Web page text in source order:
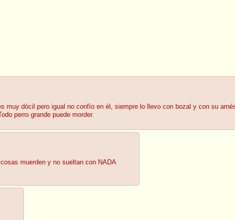
muy dócil pero igual no confío en él, siempre lo llevo con bozal y con su
perro grande puede morder.
muerden y no sueltan con NADA